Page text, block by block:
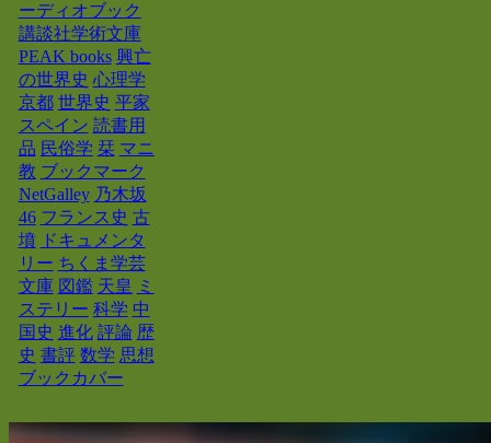
ーディオブック
講談社学術文庫
PEAK books 興亡
の世界史 心理学
京都 世界史 平家
スペイン 読書用
品 民俗学 栞 マニ
教 ブックマーク
NetGalley 乃木坂
46 フランス史 古
墳 ドキュメンタ
リー ちくま学芸
文庫 図鑑 天皇 ミ
ステリー 科学 中
国史 進化 評論 歴
史 書評 数学 思想
ブックカバー